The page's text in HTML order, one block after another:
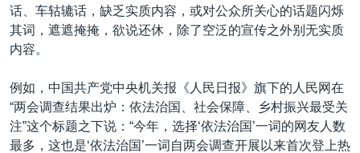
话、车轱辘话，缺乏实质内容，或对公众所关心的话题闪烁
其词，遮遮掩掩，欲说还休，除了空泛的宣传之外别无实质
内容。
例如，中国共产党中央机关报《人民日报》旗下的人民网在
“两会调查结果出炉：依法治国、社会保障、乡村振兴最受关
注”这个标题之下说：“今年，选择‘依法治国’一词的网友人数
最多，这也是‘依法治国’一词自两会调查开展以来首次登上热